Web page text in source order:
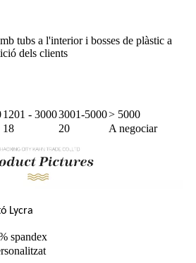
tubs a l'interior i bosses de plàstic a
dels clients
1201 - 30003001-5000> 5000
18 20 A negociar
Lycra
spandex